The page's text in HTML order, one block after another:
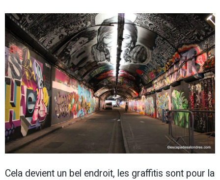
Cela devient un bel endroit, les graffitis sont pour la